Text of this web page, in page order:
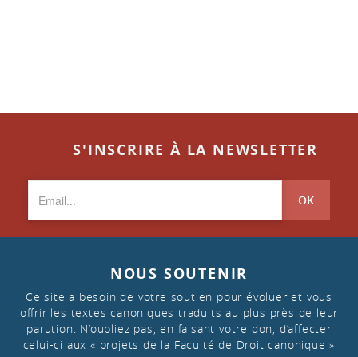
S'INSCRIRE À LA NEWSLETTER
OK
NOUS SOUTENIR
Ce site a besoin de votre soutien pour évoluer et vous
offrir les textes canoniques traduits au plus près de leur
parution. N’oubliez pas, en faisant votre don, d’affecter
celui-ci aux « projets de la Faculté de Droit canonique »